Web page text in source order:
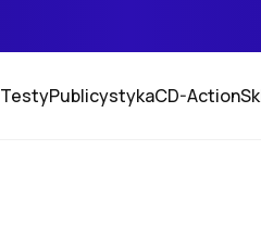
TestyPublicystykaCD-Action